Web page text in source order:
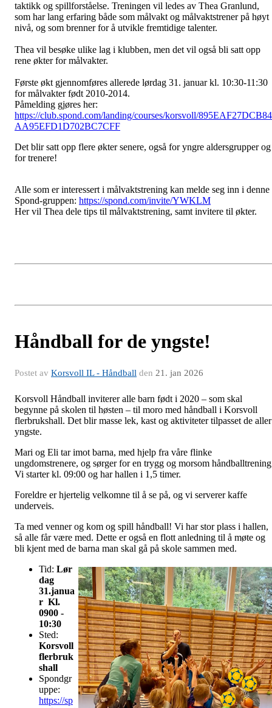
taktikk og spillforståelse. Treningen vil ledes av Thea Granlund,
som har lang erfaring både som målvakt og målvaktstrener på høyt
nivå, og som brenner for å utvikle fremtidige talenter.
Thea vil besøke ulike lag i klubben, men det vil også bli satt opp
rene økter for målvakter.
Første økt gjennomføres allerede lørdag 31. januar kl. 10:30-11:30
for målvakter født 2010-2014.
Påmelding gjøres her:
https://club.spond.com/landing/courses/korsvoll/
AA95EFD1D702BC7CFF
Det blir satt opp flere økter senere, også for yngre aldersgrupper og
for trenere!
Alle som er interessert i målvaktstrening kan melde seg inn i denne
Spond-gruppen: https://spond.com/invite/YWKLM
Her vil Thea dele tips til målvaktstrening, samt invitere til økter.
Håndball for de yngste!
Postet av Korsvoll IL - Håndball den 21. jan 2026
Korsvoll Håndball inviterer alle barn født i 2020 – som skal
begynne på skolen til høsten – til moro med håndball i Korsvoll
flerbrukshall. Det blir masse lek, kast og aktiviteter tilpasset de aller
yngste.
Mari og Eli tar imot barna, med hjelp fra våre flinke
ungdomstrenere, og sørger for en trygg og morsom
Vi starter kl. 09:00 og har hallen i 1,5 timer.
Foreldre er hjertelig velkomne til å se på, og vi serverer kaffe
underveis.
Ta med venner og kom og spill håndball! Vi har stor plass i hallen,
så alle får være med. Dette er også en flott anledning til å møte og
bli kjent med de barna man skal gå på skole sammen med.
Tid: Lør
dag
31.janua
r Kl.
0900 -
10:30
Sted:
Korsvoll
flerbruk
shall
Spondgr
uppe:
https://sp